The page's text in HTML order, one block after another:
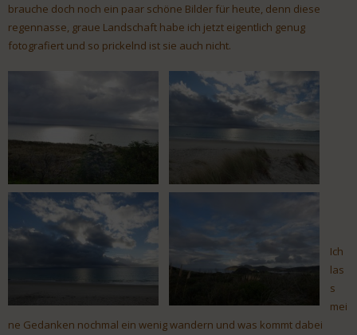
brauche doch noch ein paar schöne Bilder für heute, denn diese
regennasse, graue Landschaft habe ich jetzt eigentlich genug
fotografiert und so prickelnd ist sie auch nicht.
Ich
las
s
mei
ne Gedanken nochmal ein wenig wandern und was kommt dabei